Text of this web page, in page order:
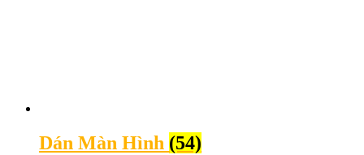
Dán Màn Hình (54)